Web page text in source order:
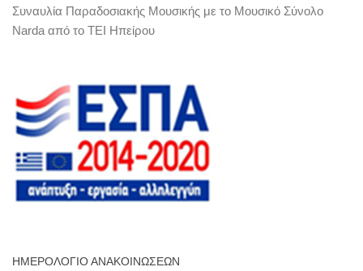
Συναυλία Παραδοσιακής Μουσικής με το Μουσικό Σύνολο
Narda από το ΤΕΙ Ηπείρου
ΗΜΕΡΟΛΌΓΙΟ ΑΝΑΚΟΙΝΏΣΕΩΝ